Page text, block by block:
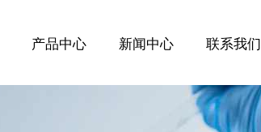
产品中心 新闻中心 联系我们